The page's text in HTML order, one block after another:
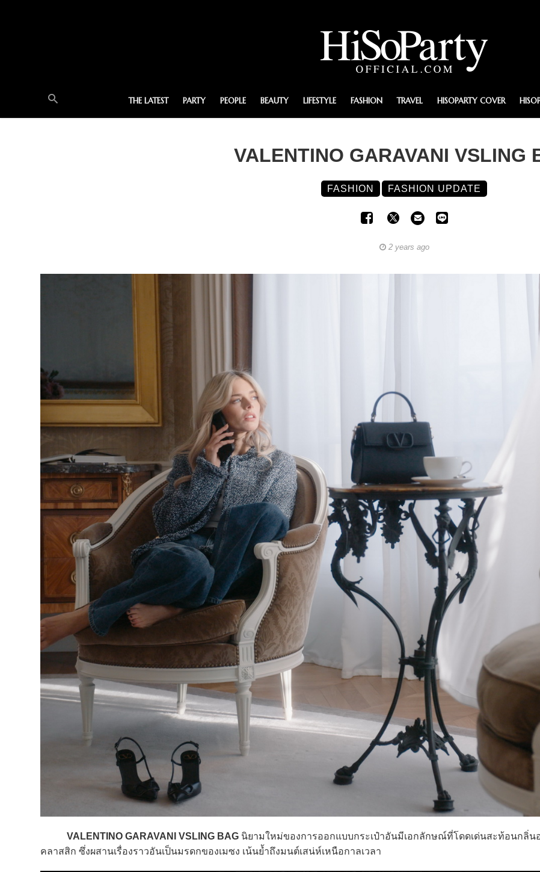
THE LATEST PARTY PEOPLE BEAUTY LIFESTYLE FASHION TRAVEL HISOPARTY COVER
VALENTINO GARAVANI VSLING
FASHION FASHION UPDATE
2 years ago
VALENTINO GARAVANI VSLING BAG นิยามใหม่ของการออกแบบกระเป๋าอันมีเอกลักษณ์ที่โดดเด่นสะท้อนกลิ่น
คลาสสิก ซึ่งผสานเรื่องราวอันเป็นมรดกของเมซง เน้นย้ำถึงมนต์เสน่ห์เหนือกาลเวลา